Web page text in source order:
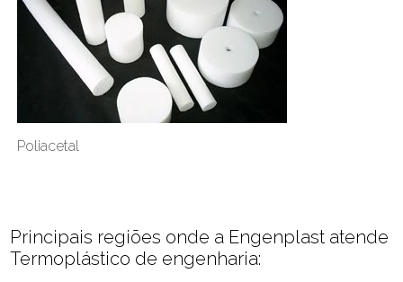
Poliacetal
Principais regiões onde a Engenplast atende
Termoplástico de engenharia: